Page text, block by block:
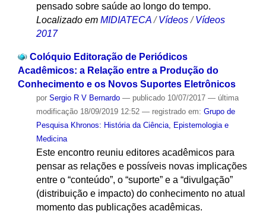
pensado sobre saúde ao longo do tempo.
Localizado em MIDIATECA /Vídeos /Vídeos
2017
Colóquio Editoração de Periódicos
Acadêmicos: a Relação entre a Produção do
Conhecimento e os Novos Suportes Eletrônicos
por Sergio R V Bernardo — publicado10/07/2017 — última
modificação18/09/2019 12:52 — registrado em: Grupo de
Pesquisa Khronos: História da Ciência, Epistemologia e
Medicina
Este encontro reuniu editores acadêmicos para
pensar as relações e possíveis novas implicações
entre o “conteúdo”, o “suporte” e a “divulgação”
(distribuição e impacto) do conhecimento ​no atual
momento das publicações acadêmicas.